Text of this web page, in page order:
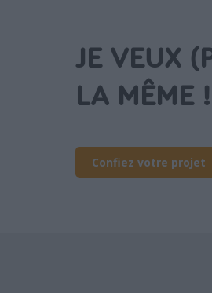
JE VEUX
LA MÊME !
Confiez votre projet